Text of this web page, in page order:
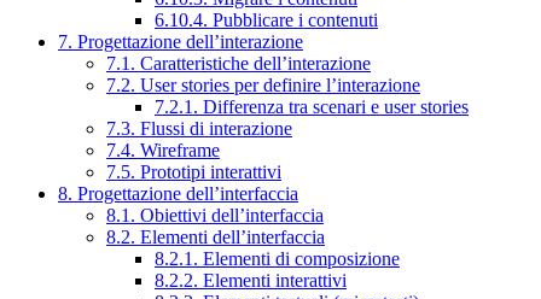
6.10.4. Pubblicare i contenuti
7. Progettazione dell’interazione
7.1. Caratteristiche dell’interazione
7.2. User stories per definire l’interazione
7.2.1. Differenza tra scenari e user stories
7.3. Flussi di interazione
7.4. Wireframe
7.5. Prototipi interattivi
8. Progettazione dell’interfaccia
8.1. Obiettivi dell’interfaccia
8.2. Elementi dell’interfaccia
8.2.1. Elementi di composizione
8.2.2. Elementi interattivi